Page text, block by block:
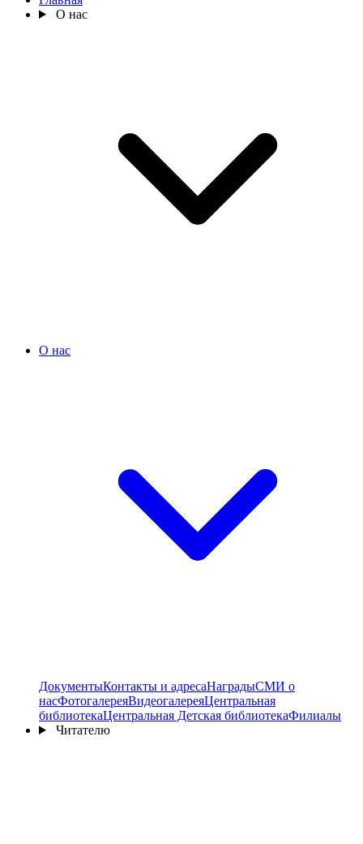
О нас
О нас
ДокументыКонтакты и адресаНаградыСМИ о
насФотогалереяВидеогалереяЦентральная
библиотекаЦентральная Детская библиотекаФилиалы
Читателю